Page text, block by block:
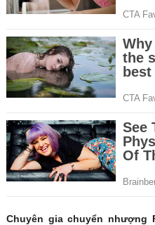
Chuyên gia chuyển nhượng